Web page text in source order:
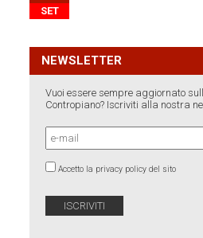
SET
NEWSLETTER
Vuoi essere sempre aggiornato
Contropiano? Iscriviti alla nostra
Accetto la privacy policy del sito